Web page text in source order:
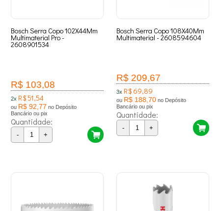
Bosch Serra Copo 102X44Mm
Multimaterial Pro -
2608901534
R$ 103,08
2x R$ 51,54
ou R$ 92,77 no Depósito
Bancário ou pix
Quantidade:
- +
Bosch Serra Copo 108X40Mm
Multimaterial - 2608594604
R$ 209,67
3x R$ 69,89
ou R$ 188,70 no Depósito
Bancário ou pix
Quantidade:
- +